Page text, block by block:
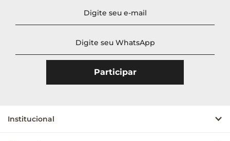
Institucional